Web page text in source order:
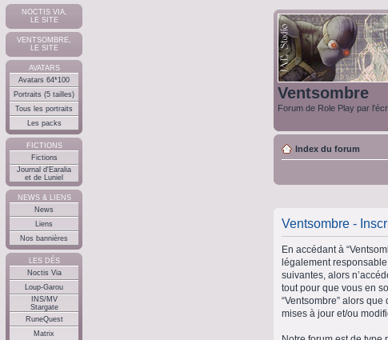
NOCTIS VIA,
LE SITE
VENTSOMBRE,
LE SITE
AVATARS
Avatars 64*100
Portraits (5 tailles)
Tous les portraits
Les packs
FICTIONS
Fictions
Journal d'Earalia
et de Luniel
NEWS & LIENS
News
Liens
Nos bannières
LES DÉS
Noctis Via
Loup-Garou
INS/MV
Stargate
RuneQuest
Matrix
Ventsombre
Forum de Role Play par
Index du forum
Ventsombre -
En accédant à
légalement
suivantes, alors
tout pour que vous en
“Ventsombre” alors
mises à jour et/ou